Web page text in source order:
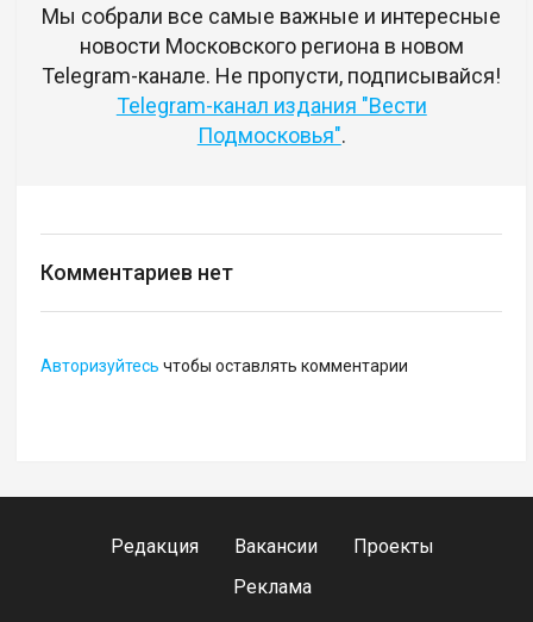
Мы собрали все самые важные и интересные
новости Московского региона в новом
Telegram-канале. Не пропусти, подписывайся!
Telegram-канал издания "Вести
Подмосковья".
Комментариев нет
Авторизуйтесь чтобы оставлять комментарии
Редакция Вакансии
Проекты
Реклама